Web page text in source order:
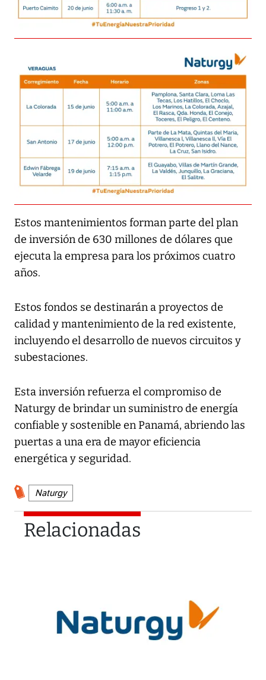
Estos mantenimientos forman parte del plan
de inversión de 630 millones de dólares que
ejecuta la empresa para los próximos cuatro
años.
Estos fondos se destinarán a proyectos de
calidad y mantenimiento de la red existente,
incluyendo el desarrollo de nuevos circuitos y
subestaciones.
Esta inversión refuerza el compromiso de
Naturgy de brindar un suministro de energía
confiable y sostenible en Panamá, abriendo las
puertas a una era de mayor eficiencia
energética y seguridad.
Naturgy
Relacionadas